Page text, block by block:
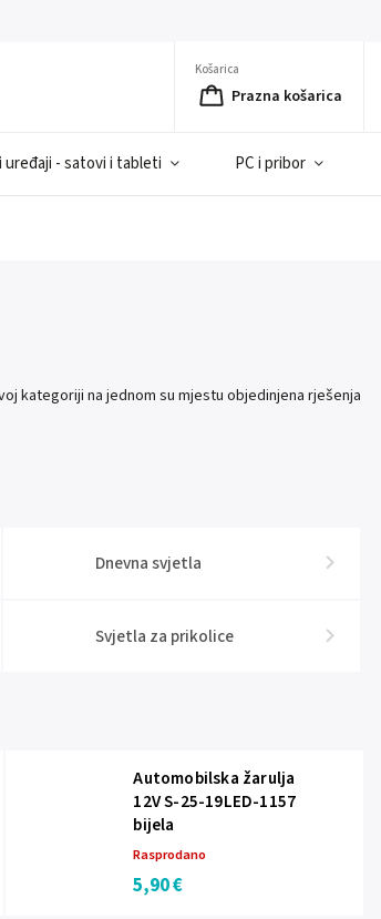
Košarica
Prazna košarica
uređaji - satovi i tableti PC i pribor
kategoriji na jednom su mjestu objedinjena rješenja
Dnevna svjetla
Svjetla za prikolice
Automobilska žarulja
12V S-25-19LED-1157
bijela
Rasprodano
5,90 €